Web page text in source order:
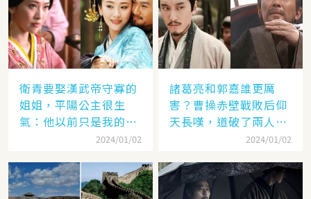
衛青要娶漢武帝守寡的
姐姐，平陽公主很生
氣：他以前只是我的奴
2024/01/02
諸葛亮和郭嘉誰更厲
害？曹操赤壁戰敗后仰
天長嘆，道破了兩人高
2024/01/02